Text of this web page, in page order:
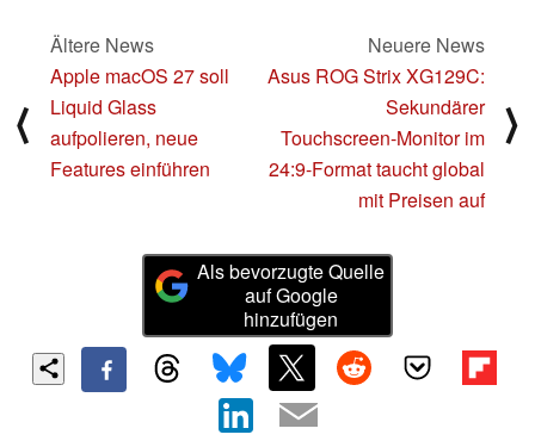
⟨
Ältere News
Apple macOS 27 soll
Liquid Glass
aufpolieren, neue
Features einführen
Neuere News
Asus ROG Strix XG129C:
Sekundärer
Touchscreen-Monitor im
24:9-Format taucht global
mit Preisen auf
⟩
Als bevorzugte Quelle
auf Google
hinzufügen